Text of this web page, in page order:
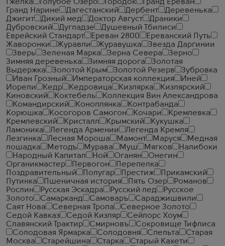
Гжелка
Голубое Озеро Городок
Гранд Ереван
Гранд Нарине
Дагестанский Дербент
Деревенька
Джигит
Дикий мед Доктор Август
Драники
Дубровский
Дугладзе
Душевный Тбилиси
Еврейский Стандарт
Ереван 2800
Ереванский Путь
Жаворонки
Журавли Журавушка
Звезда Даргинии
Зверь
Зеленая Марка Зерна Севера
Зерно
Зимняя деревенька
Зимняя дорога
Золотая
Выдержка
Золотой Крым Золотой Резерв
Зубровка
Иван Грозный
Императорская коллекция
Иней
Иорели
Кедр Кедровица Кизлярка
Кизлярский
Киновский
Коктебель
Коллекция Вин Александрова
Командирский
Коноплянка
Контрабанда
Корюшка
Косогоров Самогон Кочари
Кремлевка
Кремлевский
Кристалл Крымский
Кукушка
Ламоника
Легенда Армении
Легенда Кремля
Лезгинка
Лесная Мороша Мамонт Маруся
Медная
лошадка
Методъ Мурава Муш Мягков
Налибоки
Народный Капитал
Ной Оганян
Онегин
Органикмастер
Первогон
Перепелка
Поздравительный
Полугар Престиж
Прикамский
Путинка
Пшеничная история Пять Озер
Романов
Рослин
Русская Эскадра Русский лед
Русское
Золото
Самарканд Самоваръ
Сараджишвили
Саят Нова
Северная Тропа
Северное Золото
Седой Кавказ
Седой Кизляр
Сейлорс Хоум
Славянский Трактир
Смирновъ
Сокровище Тифлиса
Солодовая Ярмарка
Солодовня Спельта
Старая
Москва
Старейшина Старка
Старый Кахети